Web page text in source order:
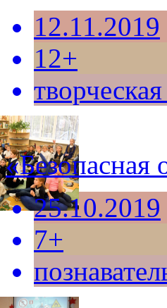
12.11.2019
12+
25.10.2019
7+